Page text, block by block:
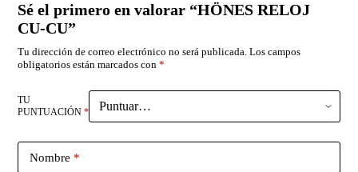
Sé el primero en valorar “HÖNES RELOJ
CU-CU”
Tu dirección de correo electrónico no será publicada. Los campos
obligatorios están marcados con*
TU
PUNTUACIÓN*
Nombre *